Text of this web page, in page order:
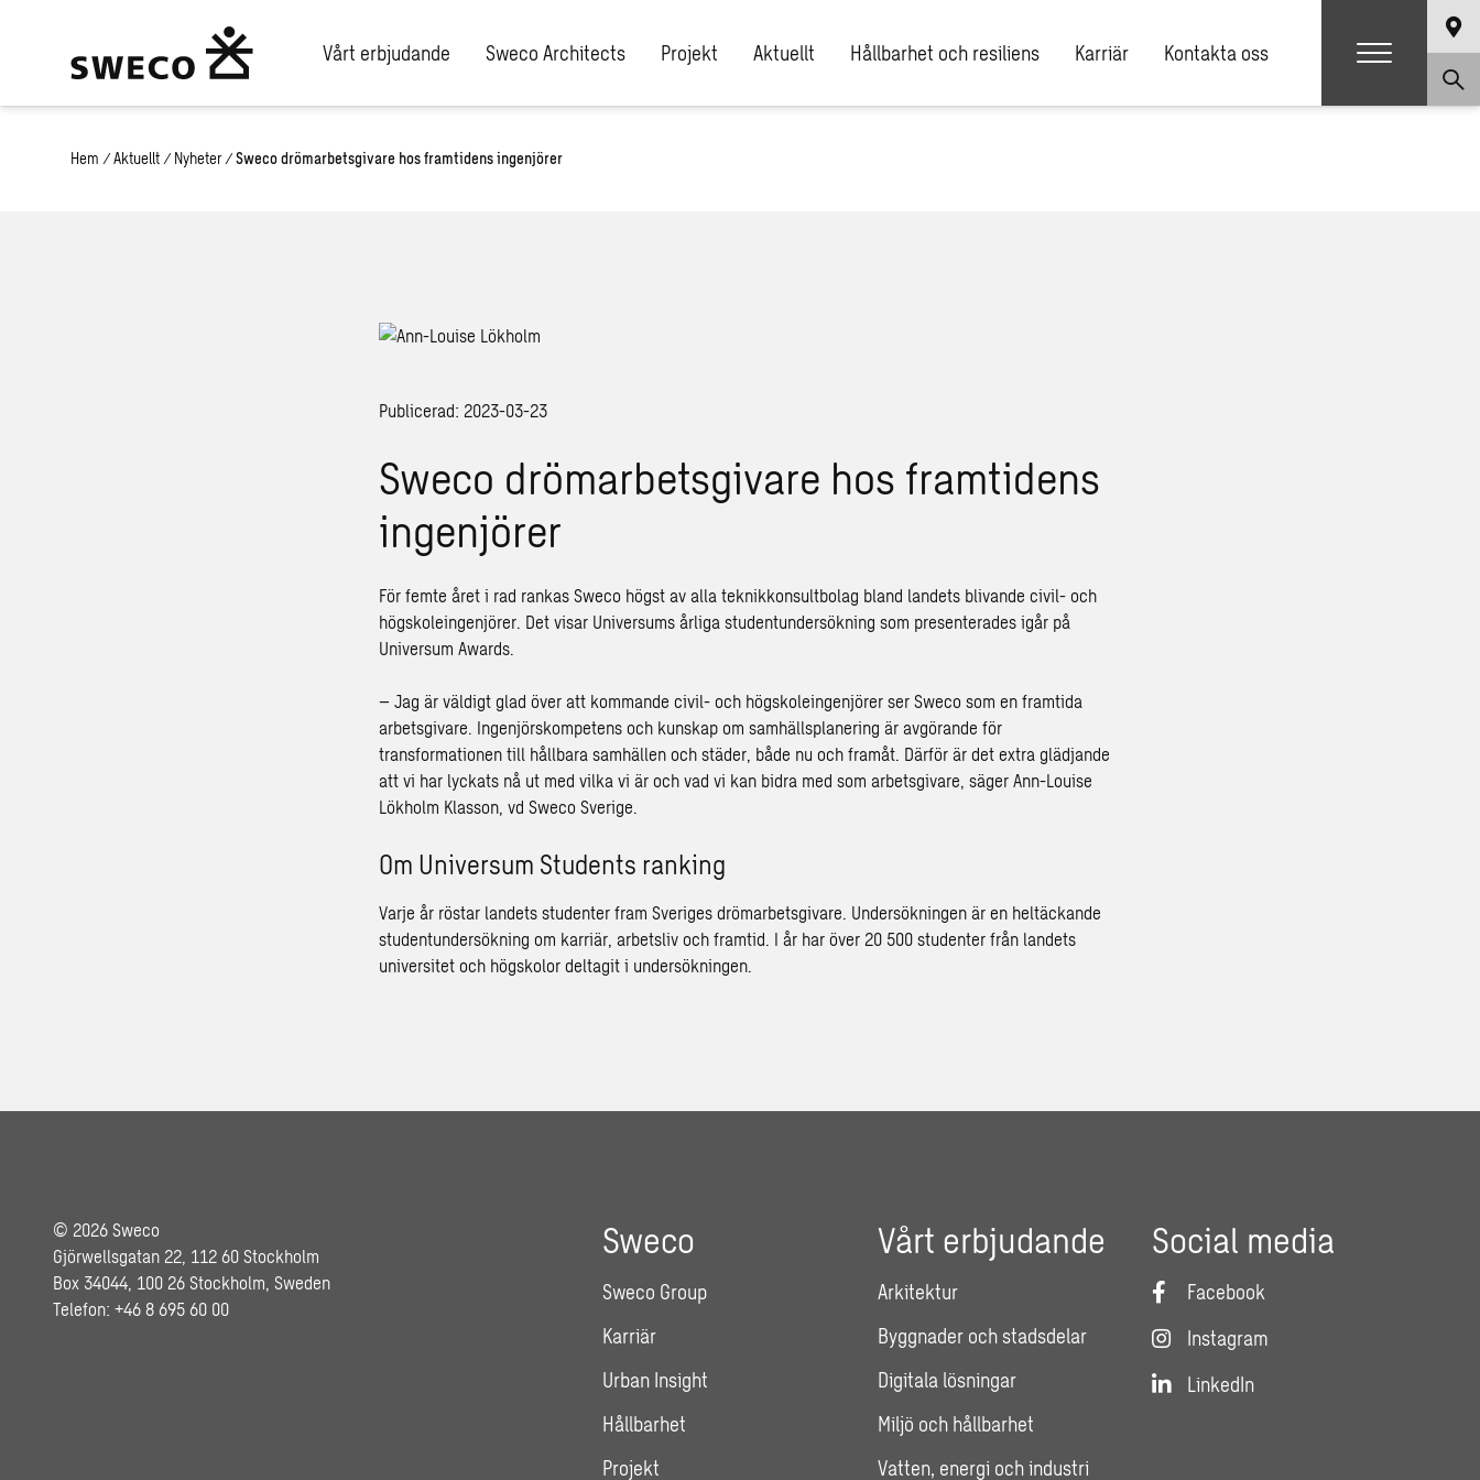
Vårt erbjudande Sweco Architects Projekt Aktuellt Hållbarhet och resiliens Karriär Kontakta oss
Hem / Aktuellt / Nyheter / Sweco drömarbetsgivare hos framtidens ingenjörer
Publicerad: 2023-03-23
Sweco drömarbetsgivare hos framtidens
ingenjörer
För femte året i rad rankas Sweco högst av alla teknikkonsultbolag bland landets blivande civil- och
högskoleingenjörer. Det visar Universums årliga studentundersökning som presenterades igår på
Universum Awards.
– Jag är väldigt glad över att kommande civil- och högskoleingenjörer ser Sweco som en framtida
arbetsgivare. Ingenjörskompetens och kunskap om samhällsplanering är avgörande för
transformationen till hållbara samhällen och städer, både nu och framåt. Därför är det extra glädjande
att vi har lyckats nå ut med vilka vi är och vad vi kan bidra med som arbetsgivare, säger Ann-Louise
Lökholm Klasson, vd Sweco Sverige.
Om Universum Students ranking
Varje år röstar landets studenter fram Sveriges drömarbetsgivare. Undersökningen är en heltäckande
studentundersökning om karriär, arbetsliv och framtid. I år har över 20 500 studenter från landets
universitet och högskolor deltagit i undersökningen.
© 2026 Sweco
Gjörwellsgatan 22, 112 60 Stockholm
Box 34044, 100 26 Stockholm, Sweden
Telefon: +46 8 695 60 00
Sweco
Sweco Group
Karriär
Urban Insight
Hållbarhet
Projekt
Vårt erbjudande
Arkitektur
Byggnader och stadsdelar
Digitala lösningar
Miljö och hållbarhet
Vatten, energi och industri
Social media
Facebook
Instagram
LinkedIn